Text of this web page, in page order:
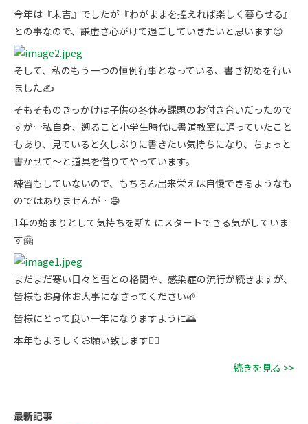
今年は『末吉』でしたが『わがままを控えれば楽しく暮らせる』
との事なので、謙虚さ心がけて過ごしていきたいと思います😊
そして、私のもう一つの恒例行事となっている、書き初めを行い
ました✍️
そもそものきっかけは子供の冬休み課題のお付き合いだったので
すが…私自身、遡ること小学生時代に書道教室に通っていたこと
もあり、見ていると久しぶりに書きたい気持ちになり、ちょっと
書かせて〜と道具を借りてやっています。
練習もしていないので、もちろん出来栄えは自慢できるようなも
のではありませんが…😅
1年の始まりとして気持ちを新たにスタートできる気がしていま
す🤗
まだまだ寒い日々と雪との格闘や、感染症の流行が続きますが、
皆様もお身体お大事になさってください🌱
皆様にとって良い一年になりますように🌅
本年もよろしくお願い致します🙇‍♀️
続きを見る >>
最新記事